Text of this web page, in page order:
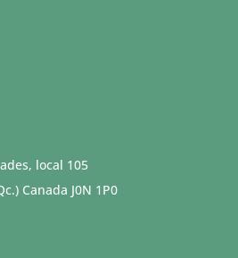
local 105
Canada J0N 1P0